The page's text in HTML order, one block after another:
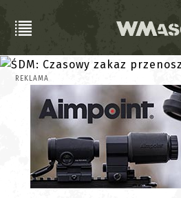
REKLAMA